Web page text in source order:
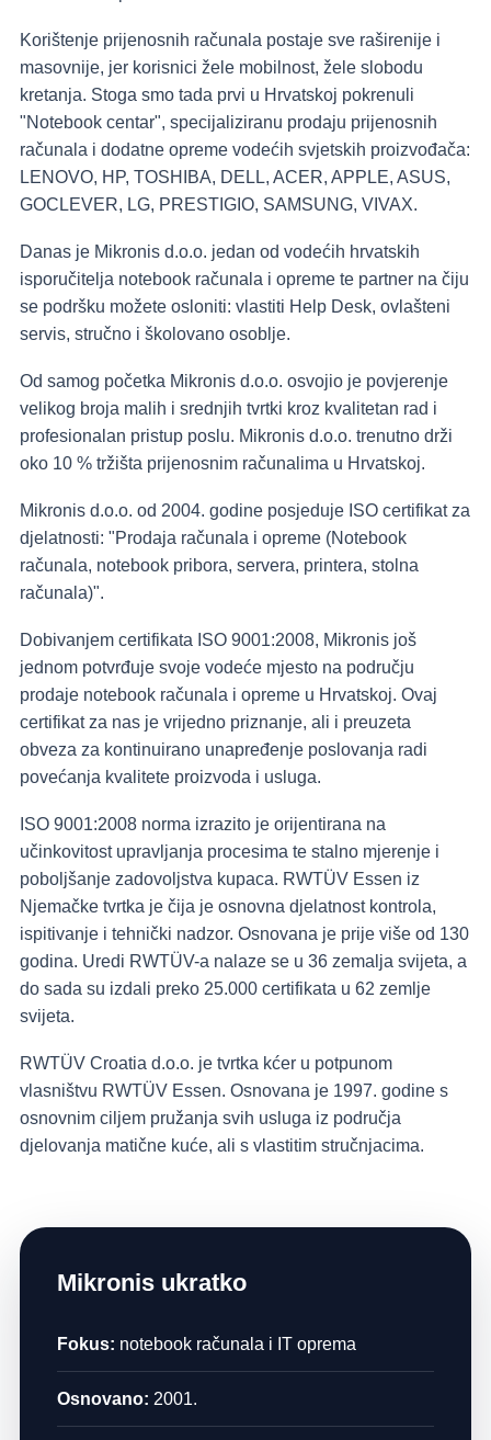
Korištenje prijenosnih računala postaje sve raširenije i
masovnije, jer korisnici žele mobilnost, žele slobodu
kretanja. Stoga smo tada prvi u Hrvatskoj pokrenuli
"Notebook centar", specijaliziranu prodaju prijenosnih
računala i dodatne opreme vodećih svjetskih proizvođača:
LENOVO, HP, TOSHIBA, DELL, ACER, APPLE, ASUS,
GOCLEVER, LG, PRESTIGIO, SAMSUNG, VIVAX.
Danas je Mikronis d.o.o. jedan od vodećih hrvatskih
isporučitelja notebook računala i opreme te partner na čiju
se podršku možete osloniti: vlastiti Help Desk, ovlašteni
servis, stručno i školovano osoblje.
Od samog početka Mikronis d.o.o. osvojio je povjerenje
velikog broja malih i srednjih tvrtki kroz kvalitetan rad i
profesionalan pristup poslu. Mikronis d.o.o. trenutno drži
oko 10 % tržišta prijenosnim računalima u Hrvatskoj.
Mikronis d.o.o. od 2004. godine posjeduje ISO certifikat za
djelatnosti: "Prodaja računala i opreme (Notebook
računala, notebook pribora, servera, printera, stolna
računala)".
Dobivanjem certifikata ISO 9001:2008, Mikronis još
jednom potvrđuje svoje vodeće mjesto na području
prodaje notebook računala i opreme u Hrvatskoj. Ovaj
certifikat za nas je vrijedno priznanje, ali i preuzeta
obveza za kontinuirano unapređenje poslovanja radi
povećanja kvalitete proizvoda i usluga.
ISO 9001:2008 norma izrazito je orijentirana na
učinkovitost upravljanja procesima te stalno mjerenje i
poboljšanje zadovoljstva kupaca. RWTÜV Essen iz
Njemačke tvrtka je čija je osnovna djelatnost kontrola,
ispitivanje i tehnički nadzor. Osnovana je prije više od 130
godina. Uredi RWTÜV-a nalaze se u 36 zemalja svijeta, a
do sada su izdali preko 25.000 certifikata u 62 zemlje
svijeta.
RWTÜV Croatia d.o.o. je tvrtka kćer u potpunom
vlasništvu RWTÜV Essen. Osnovana je 1997. godine s
osnovnim ciljem pružanja svih usluga iz područja
djelovanja matične kuće, ali s vlastitim stručnjacima.
Mikronis ukratko
Fokus: notebook računala i IT oprema
Osnovano: 2001.